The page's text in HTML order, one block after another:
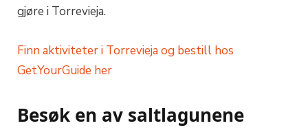
gjøre i Torrevieja.
Finn aktiviteter i Torrevieja og bestill hos
GetYourGuide her
Besøk en av saltlagunene